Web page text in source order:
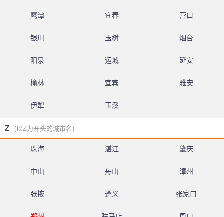
鹰潭 宜春 营口
银川 玉树 烟台
阳泉 运城 延安
榆林 宜宾 雅安
伊犁 玉溪
Z (以Z为开头的城市名)
珠海 湛江 肇庆
中山 舟山 漳州
张掖 遵义 张家口